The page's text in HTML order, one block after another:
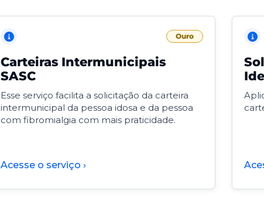
Ouro
Carteiras Intermunicipais
SASC
Esse serviço facilita a solicitação da carteira
intermunicipal da pessoa idosa e da pessoa
com fibromialgia com mais praticidade.
Acesse o serviço ›